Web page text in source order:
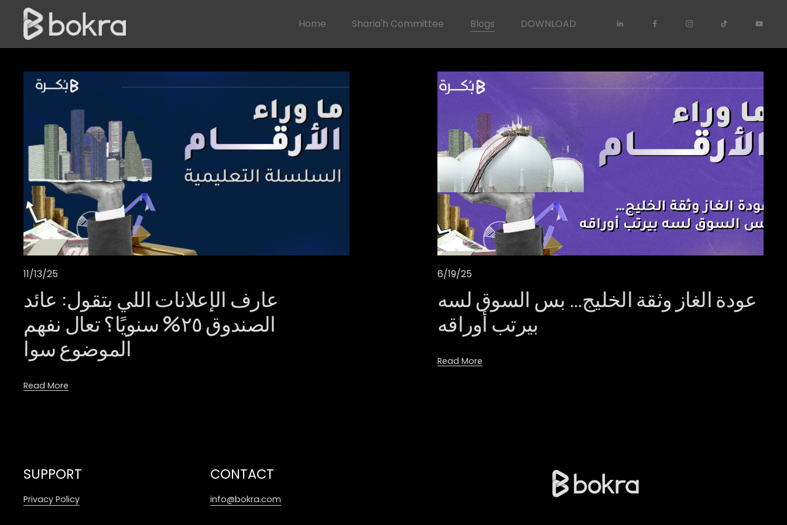
Home Sharia'h Committee Blogs DOWNLOAD
11/13/25
عارف الإعلانات اللي بتقول: عائد
الصندوق ٢٥% سنويًا؟ تعال نفهم
الموضوع سوا
Read More
6/19/25
عودة الغاز وثقة الخليج… بس السوق لسه
بيرتب أوراقه
Read More
CONTACT
info@bokra.com
SUPPORT
Privacy Policy